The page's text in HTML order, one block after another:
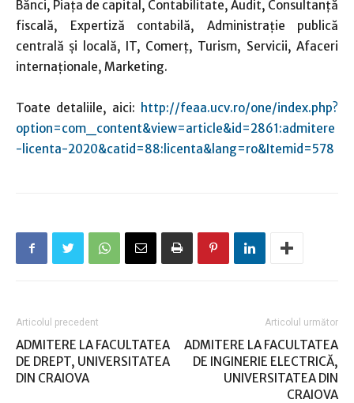
Bănci, Piața de capital, Contabilitate, Audit, Consultanță
fiscală, Expertiză contabilă, Administrație publică
centrală și locală, IT, Comerț, Turism, Servicii, Afaceri
internaționale, Marketing.
Toate detaliile, aici: http://feaa.ucv.ro/one/index.php?
option=com_content&view=article&id=2861:admitere
-licenta-2020&catid=88:licenta&lang=ro&Itemid=578
Articolul precedent
ADMITERE LA FACULTATEA
DE DREPT, UNIVERSITATEA
DIN CRAIOVA
Articolul următor
ADMITERE LA FACULTATEA
DE INGINERIE ELECTRICĂ,
UNIVERSITATEA DIN
CRAIOVA